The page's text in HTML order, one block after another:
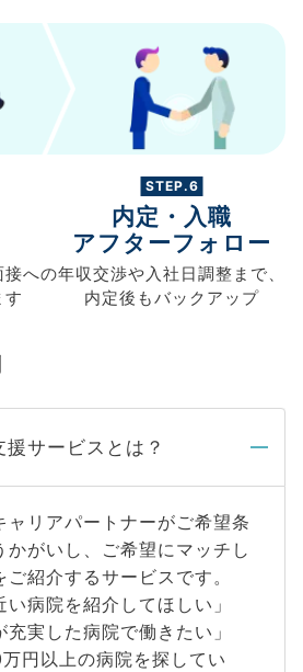
接への
す
STEP.6
内定・入職
アフターフォロー
年収交渉や入社日調整まで、
内定後もバックアップ
援サービスとは？
ャリアパートナーがご希望条
かがいし、ご希望にマッチし
紹介するサービスです。
い病院を紹介してほしい」
充実した病院で働きたい」
万円以上の病院を探してい